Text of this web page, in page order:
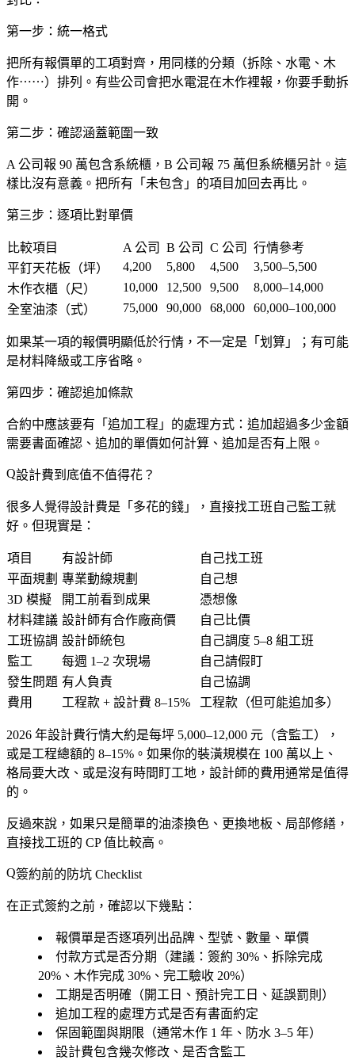
第一步：統一格式
把所有報價單的工項對齊，用同樣的分類（拆除、水電、木
作⋯⋯）排列。有些公司會把水電混在木作裡報，你要手動拆
開。
第二步：確認涵蓋範圍一致
A 公司報 90 萬包含系統櫃，B 公司報 75 萬但系統櫃另計。這
樣比沒有意義。把所有「未包含」的項目加回去再比。
第三步：逐項比對單價
比較項目 A 公司 B 公司 C 公司
行情參考
平釘天花板（坪）
4,200 5,800 4,500
3,500–5,500
木作衣櫃（尺）
10,000 12,500 9,500
8,000–14,000
全室油漆（式）
75,000 90,000 68,000 60,000–100,000
如果某一項的報價明顯低於行情，不一定是「划算」；有可能
是材料降級或工序省略。
第四步：確認追加條款
合約中應該要有「追加工程」的處理方式：追加超過多少金額
需要書面確認、追加的單價如何計算、追加是否有上限。
設計費到底值不值得花？
很多人覺得設計費是「多花的錢」，直接找工班自己監工就
好。但現實是：
項目 有設計師
自己找工班
平面規劃 專業動線規劃
自己想
3D 模擬
開工前看到成果
憑想像
材料建議 設計師有合作廠商價
自己比價
工班協調 設計師統包
自己調度 5–8 組工班
監工
每週 1–2 次現場
自己請假盯
發生問題 有人負責
自己協調
費用
工程款 + 設計費 8–15% 工程款（但可能追加多）
2026 年設計費行情大約是每坪 5,000–12,000 元（含監工），
或是工程總額的 8–15%。如果你的裝潢規模在 100 萬以上、
格局要大改、或是沒有時間盯工地，設計師的費用通常是值得
的。
反過來說，如果只是簡單的油漆換色、更換地板、局部修繕，
直接找工班的 CP 值比較高。
簽約前的防坑 Checklist
在正式簽約之前，確認以下幾點：
報價單是否逐項列出品牌、型號、數量、單價
付款方式是否分期（建議：簽約 30%、拆除完成
20%、木作完成 30%、完工驗收 20%）
工期是否明確（開工日、預計完工日、延誤罰則）
追加工程的處理方式是否有書面約定
保固範圍與期限（通常木作 1 年、防水 3–5 年）
設計費包含幾次修改、是否含監工